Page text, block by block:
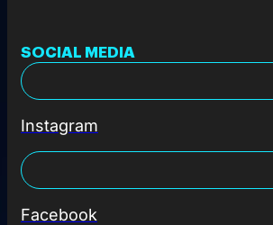
SOCIAL MEDIA
Instagram
Facebook